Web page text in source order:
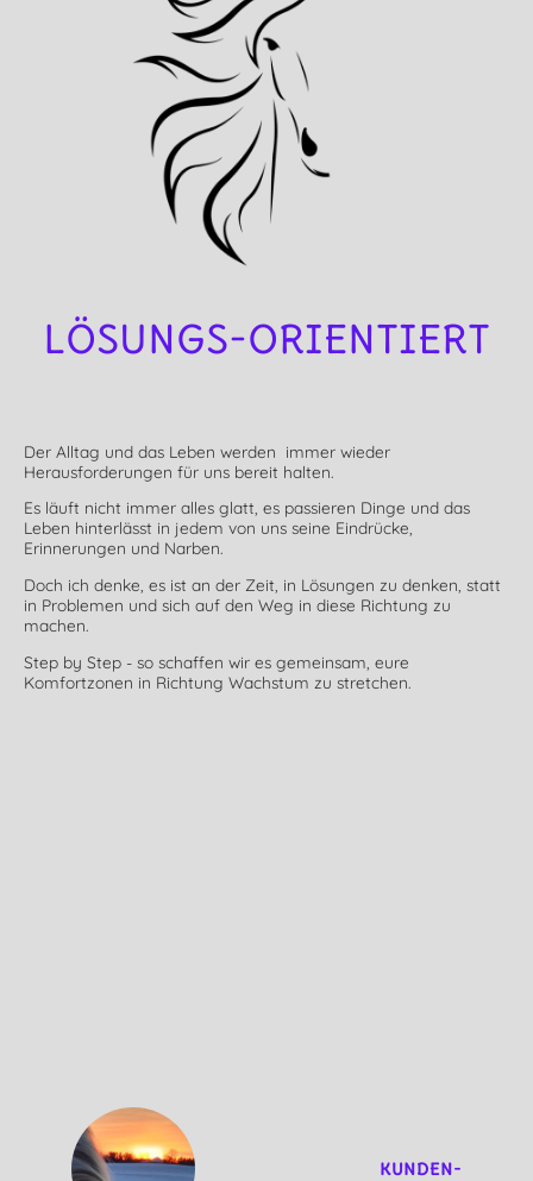
LÖSUNGS-ORIENTIERT
Der Alltag und das Leben werden immer wieder
Herausforderungen für uns bereit halten.
Es läuft nicht immer alles glatt, es passieren Dinge und das
Leben hinterlässt in jedem von uns seine Eindrücke,
Erinnerungen und Narben.
Doch ich denke, es ist an der Zeit, in Lösungen zu denken, statt
in Problemen und sich auf den Weg in diese Richtung zu
machen.
Step by Step - so schaffen wir es gemeinsam, eure
Komfortzonen in Richtung Wachstum zu stretchen.
KUNDEN-